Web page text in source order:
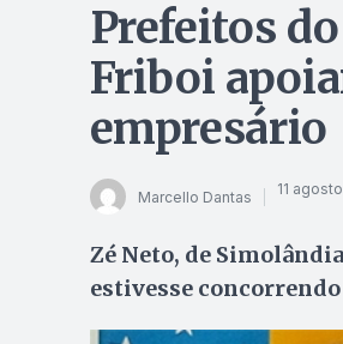
Prefeitos
Friboi
empresário
Marcello Dantas 11
Zé Neto, de
estivesse